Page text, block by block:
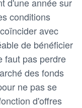
d'une année sur
conditions
avec
de bénéficier
faut pas perdre
des fonds
ne pas se
d'offres